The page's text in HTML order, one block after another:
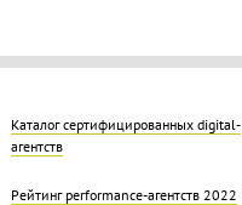
Каталог сертифицированных digital-
агентств
Рейтинг performance-агентств 2022